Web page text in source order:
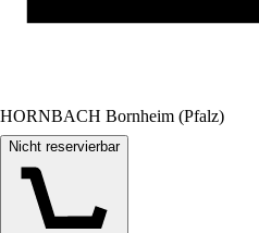
HORNBACH Bornheim (Pfalz)
Nicht reservierbar